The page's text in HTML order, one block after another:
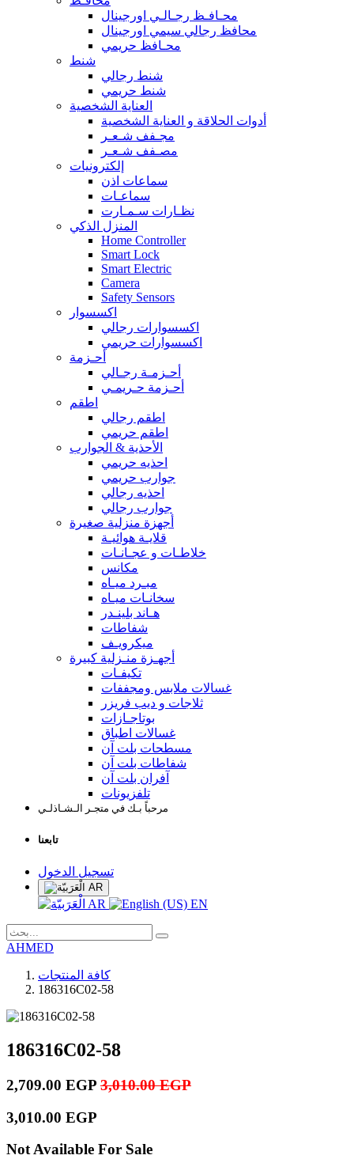
محـافـظ رجـالـي اورجينال
محافظ رجالي سيمي اورجينال
محـافظ حريمي
شنط
شنط رجالي
شنط حريمي
العناية الشخصية
أدوات الحلاقة و العناية الشخصية
مجـفف شـعـر
مصـفف شـعـر
إلكترونيات
سماعات اذن
سماعـات
نظـارات سـمـارت
المنزل الذكي
Home Controller
Smart Lock
Smart Electric
Camera
Safety Sensors
اكسسوار
اكسسوارات رجالي
اكسسوارات حريمي
أحـزمة
أحـزمـة رجـالي
أحـزمة حـريمـي
اطقم
اطقم رجالي
اطقم حريمي
الأحذية & الجوارب
احذيه حريمي
جوارب حريمي
احذيه رجالي
جوارب رجالي
أجهزة منزلية صغيرة
قلايـة هوائيـة
خلاطـات و عجـانـات
مكانس
مبـرد ميـاه
سخانـات ميـاه
هـاند بلينـدر
شفاطات
ميكرويـف
أجهـزة منـزلية كبيرة
تكيفـات
غسالات ملابس ومجففات
ثلاجات و ديب فريزر
بوتاجـازات
غسالات اطباق
مسطحات بلت آن
شفاطات بلت آن
آفران بلت آن
تلفزيونات
مرحباً بـك في متجـر الـشـاذلـي
تابعنا
تسجيل الدخول
AR
AR EN
AHMED
كافة المنتجات
186316C02-58
186316C02-58
2,709.00 EGP 3,010.00EGP
3,010.00 EGP
Not Available For Sale